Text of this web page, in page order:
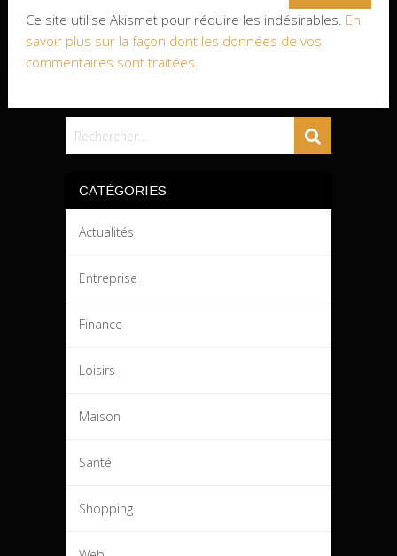
Ce site utilise Akismet pour réduire les indésirables. En
savoir plus sur la façon dont les données de vos
commentaires sont traitées.
CATÉGORIES
Actualités
Entreprise
Finance
Loisirs
Maison
Santé
Shopping